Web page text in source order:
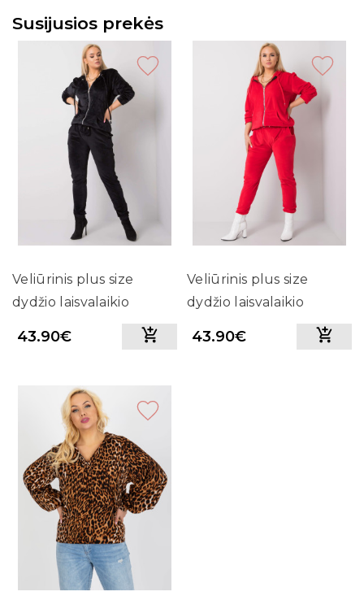
Susijusios prekės
Veliūrinis plus size
dydžio laisvalaikio
kostiumėlis su gobtuvu
43.90€
Veliūrinis plus size
dydžio laisvalaikio
kostiumėlis su gobtuvu
(raudonos spalvos)
43.90€